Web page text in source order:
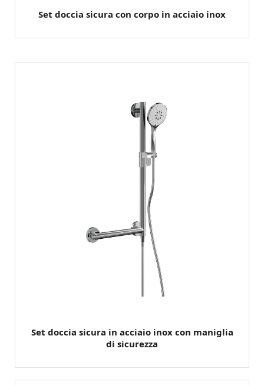
Set doccia sicura con corpo in acciaio inox
Set doccia sicura in acciaio inox con maniglia
di sicurezza